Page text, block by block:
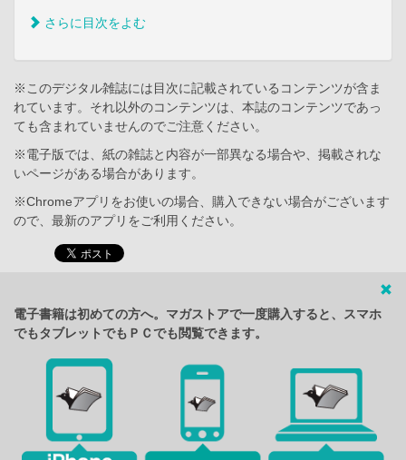
さらに目次をよむ
※このデジタル雑誌には目次に記載されているコンテンツが含ま
れています。それ以外のコンテンツは、本誌のコンテンツであっ
ても含まれていませんのでご注意ください。
※電子版では、紙の雑誌と内容が一部異なる場合や、掲載されな
いページがある場合があります。
※Chromeアプリをお使いの場合、購入できない場合がございます
ので、最新のアプリをご利用ください。
電子書籍は初めての方へ。マガストアで一度購入すると、スマホ
でもタブレットでもＰＣでも閲覧できます。